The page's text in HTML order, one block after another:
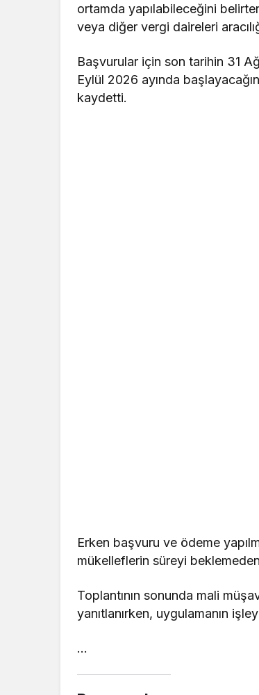
ortamda yapılabileceğini
veya diğer vergi daireleri
Başvurular için son tarihin 31
Eylül 2026 ayında
kaydetti.
Erken başvuru ve ödeme
mükelleflerin süreyi beklemeden
Toplantının sonunda mali
yanıtlanırken, uygulamanın
…